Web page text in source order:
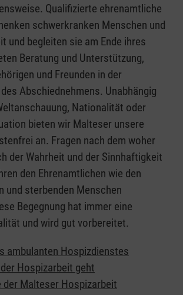
Qualifizierte ehrenamtliche
schwerkranken Menschen und
und begleiten sie am Ende ihres
Beratung und Unterstützung,
und Freunden in der
Abschiednehmens. Unabhängig
Nationalität oder
bieten wir Malteser unsere
an. Fragen nach dem woher
der Wahrheit und der Sinnhaftigkeit
den Ehrenamtlichen wie den
und sterbenden Menschen
Begegnung hat immer eine
und wird gut vorbereitet.
ambulanten Hospizdienstes
Hospizarbeit geht
der Malteser Hospizarbeit